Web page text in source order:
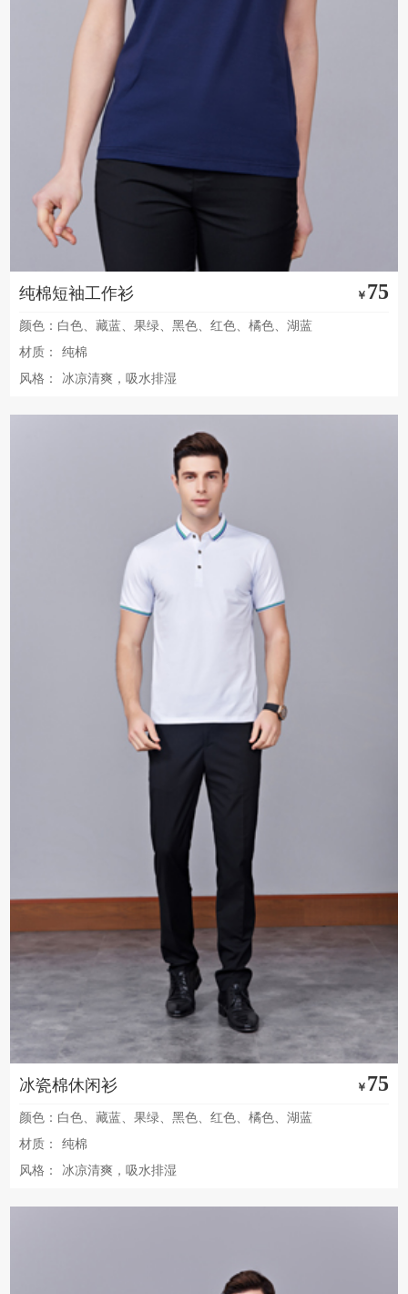
纯棉短袖工作衫 ￥ 75
颜色：白色、藏蓝、果绿、黑色、红色、橘色、湖蓝
材质：
纯棉
风格：
冰凉清爽，吸水排湿
冰瓷棉休闲衫 ￥ 75
颜色：白色、藏蓝、果绿、黑色、红色、橘色、湖蓝
材质：
纯棉
风格：
冰凉清爽，吸水排湿